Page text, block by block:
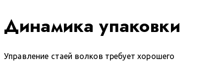
Динамика упаковки
Управление стаей волков требует хорошего